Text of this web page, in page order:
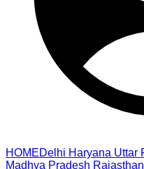
HOMEDelhi Haryana Uttar
Madhya Pradesh Rajasthan